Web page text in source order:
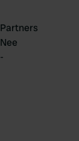
Partners
Nee
-